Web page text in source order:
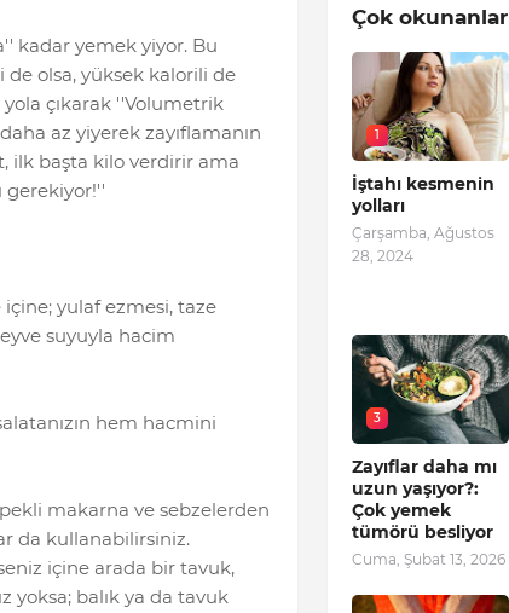
kadar yemek yiyor. Bu
olsa, yüksek kalorili de
çıkarak ''Volumetrik
az yiyerek zayıflamanın
ilk başta kilo verdirir ama
gerekiyor!''
yulaf ezmesi, taze
suyuyla hacim
hem hacmini
makarna ve sebzelerden
da kullanabilirsiniz.
içine arada bir tavuk,
yoksa; balık ya da tavuk
Çok okunanlar
1
İştahı kesmenin
yolları
Çarşamba, Ağustos
28, 2024
3
Zayıflar daha mı
uzun yaşıyor?:
Çok yemek
tümörü besliyor
Cuma, Şubat 13, 2026